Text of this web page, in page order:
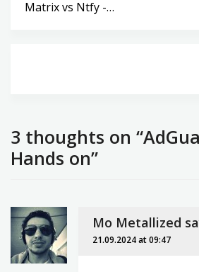
Matrix vs Ntfy -…
3 thoughts on
Hands on”
Mo Metallized
21.09.2024 at 09:47